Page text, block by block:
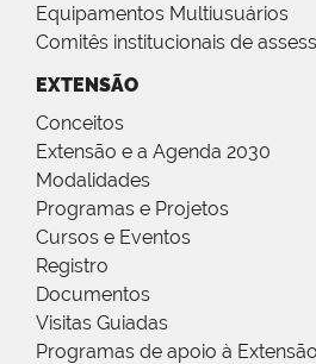
Equipamentos Multiusuários
Comitês institucionais de
EXTENSÃO
Conceitos
Extensão e a Agenda 2030
Modalidades
Programas e Projetos
Cursos e Eventos
Registro
Documentos
Visitas Guiadas
Programas de apoio à